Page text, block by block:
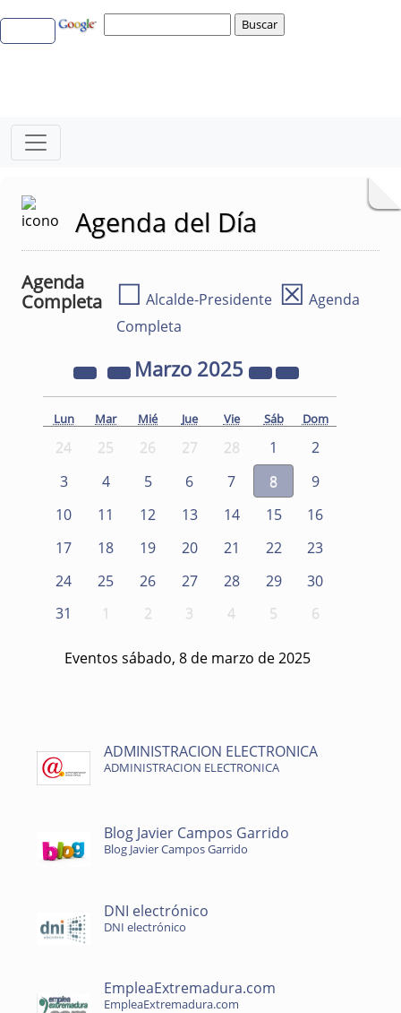
Agenda del Día
Agenda
Completa
☐ Alcalde-Presidente ☒ Agenda
Completa
Marzo 2025
Lun Mar Mié Jue Vie Sáb Dom
24 25 26 27 28 1
2
3
4 5 6 7 8
9
10
11 12 13 14 15
16
17
18 19 20 21 22
23
24
25 26 27 28 29
30
31
1 2 3 4 5 6
Eventos sábado, 8 de marzo de 2025
ADMINISTRACION ELECTRONICA
ADMINISTRACION ELECTRONICA
Blog Javier Campos Garrido
Blog Javier Campos Garrido
DNI electrónico
DNI electrónico
EmpleaExtremadura.com
EmpleaExtremadura.com